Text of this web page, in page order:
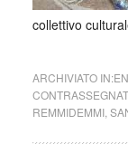
collettivo
ARCHIVIATO IN:
REMMIDEMMI,